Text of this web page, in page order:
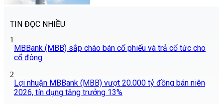
TIN ĐỌC NHIỀU
1
MBBank (MBB) sắp chào bán cổ phiếu và trả cổ tức cho
cổ đông
2
Lợi nhuận MBBank (MBB) vượt 20.000 tỷ đồng bán niên
2026, tín dụng tăng trưởng 13%